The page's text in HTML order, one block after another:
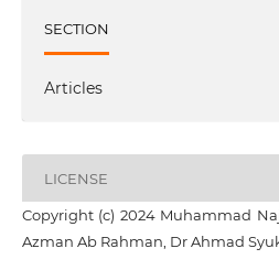
SECTION
Articles
LICENSE
Copyright (c) 2024 Muhammad
Azman Ab Rahman, Dr Ahmad